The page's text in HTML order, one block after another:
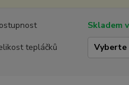
Skladem
tepláčků